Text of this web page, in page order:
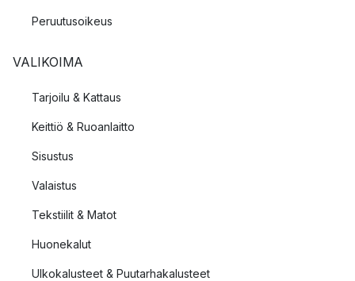
Peruutusoikeus
VALIKOIMA
Tarjoilu & Kattaus
Keittiö & Ruoanlaitto
Sisustus
Valaistus
Tekstiilit & Matot
Huonekalut
Ulkokalusteet & Puutarhakalusteet